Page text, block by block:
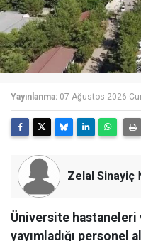
Yayınlanma: 07 Ağustos 2026
Zelal Sinayiç
Üniversite hastaneleri
yayımladığı personel